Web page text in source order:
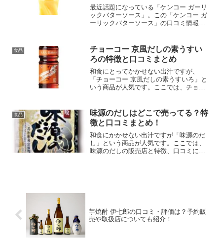
最近話題になっている「ケンコー ガーリ
ックバターソース」。この「ケンコー ガ
ーリックバターソース」の口コミ情報と
い口コミ・ガーリックとバターの風味が
豊かで美味しい・手...
食品
チョーコー 京風だしの素うすい
ろの特徴と口コミまとめ
和食にとってかかせない出汁ですが、
「チョーコー 京風だしの素うすいろ」と
いう商品が人気です。ここでは、チョー
食品
味源のだしはどこで売ってる？特
徴と口コミまとめ！
和食にかかせない出汁ですが「味源のだ
し」という商品が人気です。ここでは、
味源のだしの販売店と特徴、口コミにつ
芋焼酎 伊七郎の口コミ・評価は？予約販
売や取扱店についても紹介！